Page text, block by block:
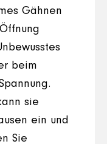
Gähnen
beim
sie
ein und
Sie